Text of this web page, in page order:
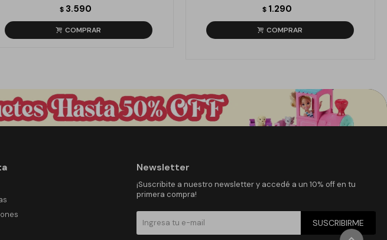
$ 3.590 $ 1.290
Newsletter
¡Suscribite a nuestro newsletter y accedé a un 10% off en tu
primera compra!
SUSCRIBIRME